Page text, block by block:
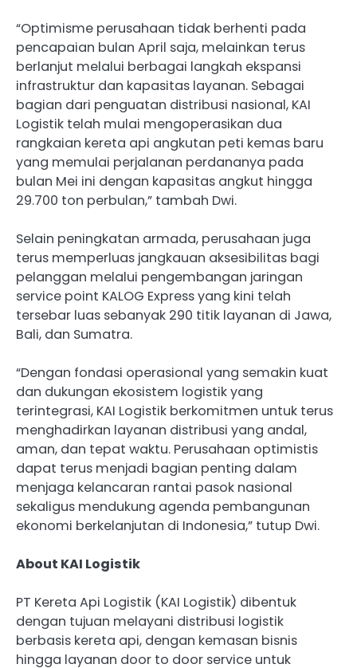
“Optimisme perusahaan tidak berhenti pada
pencapaian bulan April saja, melainkan terus
berlanjut melalui berbagai langkah ekspansi
infrastruktur dan kapasitas layanan. Sebagai
bagian dari penguatan distribusi nasional, KAI
Logistik telah mulai mengoperasikan dua
rangkaian kereta api angkutan peti kemas baru
yang memulai perjalanan perdananya pada
bulan Mei ini dengan kapasitas angkut hingga
29.700 ton perbulan,” tambah Dwi.
Selain peningkatan armada, perusahaan juga
terus memperluas jangkauan aksesibilitas bagi
pelanggan melalui pengembangan jaringan
service point KALOG Express yang kini telah
tersebar luas sebanyak 290 titik layanan di Jawa,
Bali, dan Sumatra.
“Dengan fondasi operasional yang semakin kuat
dan dukungan ekosistem logistik yang
terintegrasi, KAI Logistik berkomitmen untuk terus
menghadirkan layanan distribusi yang andal,
aman, dan tepat waktu. Perusahaan optimistis
dapat terus menjadi bagian penting dalam
menjaga kelancaran rantai pasok nasional
sekaligus mendukung agenda pembangunan
ekonomi berkelanjutan di Indonesia,” tutup Dwi.
About KAI Logistik
PT Kereta Api Logistik (KAI Logistik) dibentuk
dengan tujuan melayani distribusi logistik
berbasis kereta api, dengan kemasan bisnis
hingga layanan door to door service untuk